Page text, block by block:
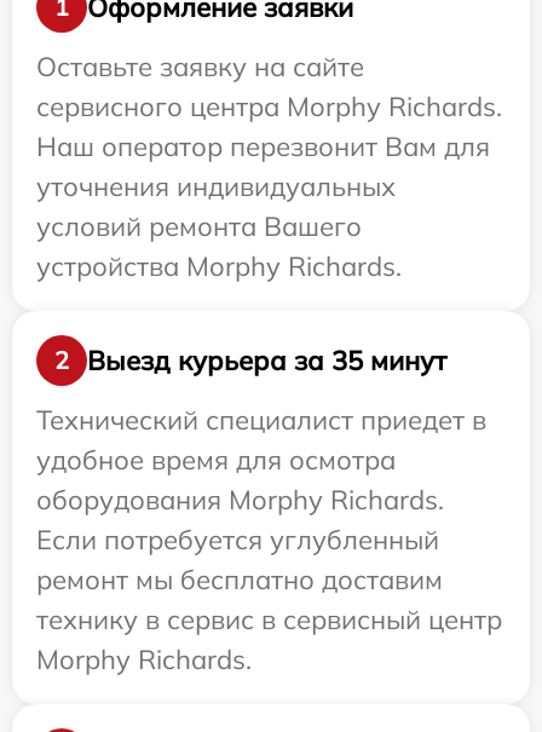
1
Оставьте заявку на сайте
сервисного центра Morphy Richards.
Наш оператор перезвонит Вам для
уточнения индивидуальных
условий ремонта Вашего
устройства Morphy Richards.
2
Выезд курьера за 35 минут
Технический специалист приедет в
удобное время для осмотра
оборудования Morphy Richards.
Если потребуется углубленный
ремонт мы бесплатно доставим
технику в сервис в сервисный центр
Morphy Richards.